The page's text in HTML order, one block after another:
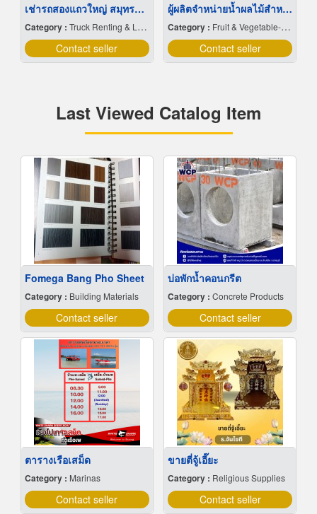
เช่ารถสองแถวใหญ่ สมุทรปราการ
Category : Truck Renting & Leasing
Contact seller
ผู้ผลิตจำหน่ายน้ำผลไม้สำหรับจัดเลี้ยง น้ำผลไม้โรงแรม ร้านอาหาร ร้านกาแฟ คาเฟ่จัดเบรค Coffee Break
Category : Fruit & Vegetable-Dried
Contact seller
Last Viewed Catalog Item
Fomega Bang Pho Sheet
Category : Building Materials
Contact seller
บ่อพักน้ำคอนกรีต
Category : Concrete Products
Contact seller
ตารางเรือเสม็ด
Category : Marinas
Contact seller
ขายตี่จู้เอี๊ยะ
Category : Religious Supplies
Contact seller